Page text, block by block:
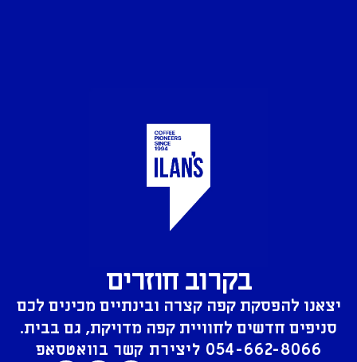
בקרוב חוזרים
יצאנו להפסקת קפה קצרה ובינתיים מכינים לכם
סניפים חדשים לחוויית קפה מדויקת, גם בבית.
054-662-8066